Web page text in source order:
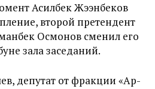
Асилбек Жээнбеков
второй претендент
Осмонов сменил его
зала заседаний.
депутат от фракции «Ар-